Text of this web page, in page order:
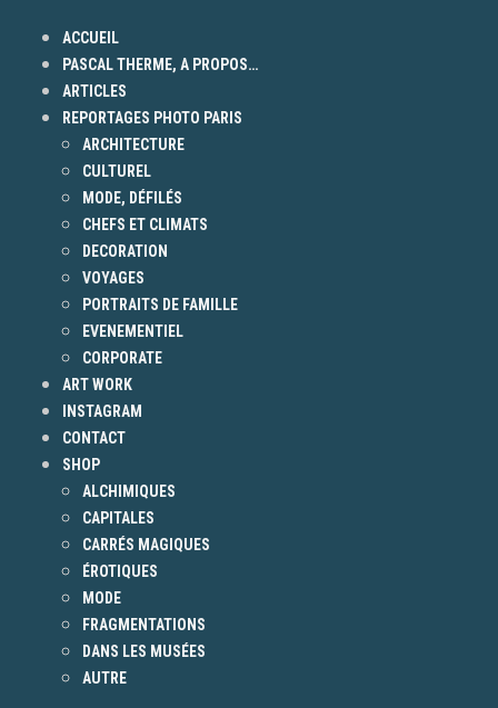
ACCUEIL
PASCAL THERME, A PROPOS…
ARTICLES
REPORTAGES PHOTO PARIS
ARCHITECTURE
CULTUREL
MODE, DÉFILÉS
CHEFS ET CLIMATS
DECORATION
VOYAGES
PORTRAITS DE FAMILLE
EVENEMENTIEL
CORPORATE
ART WORK
INSTAGRAM
CONTACT
SHOP
ALCHIMIQUES
CAPITALES
CARRÉS MAGIQUES
ÉROTIQUES
MODE
FRAGMENTATIONS
DANS LES MUSÉES
AUTRE